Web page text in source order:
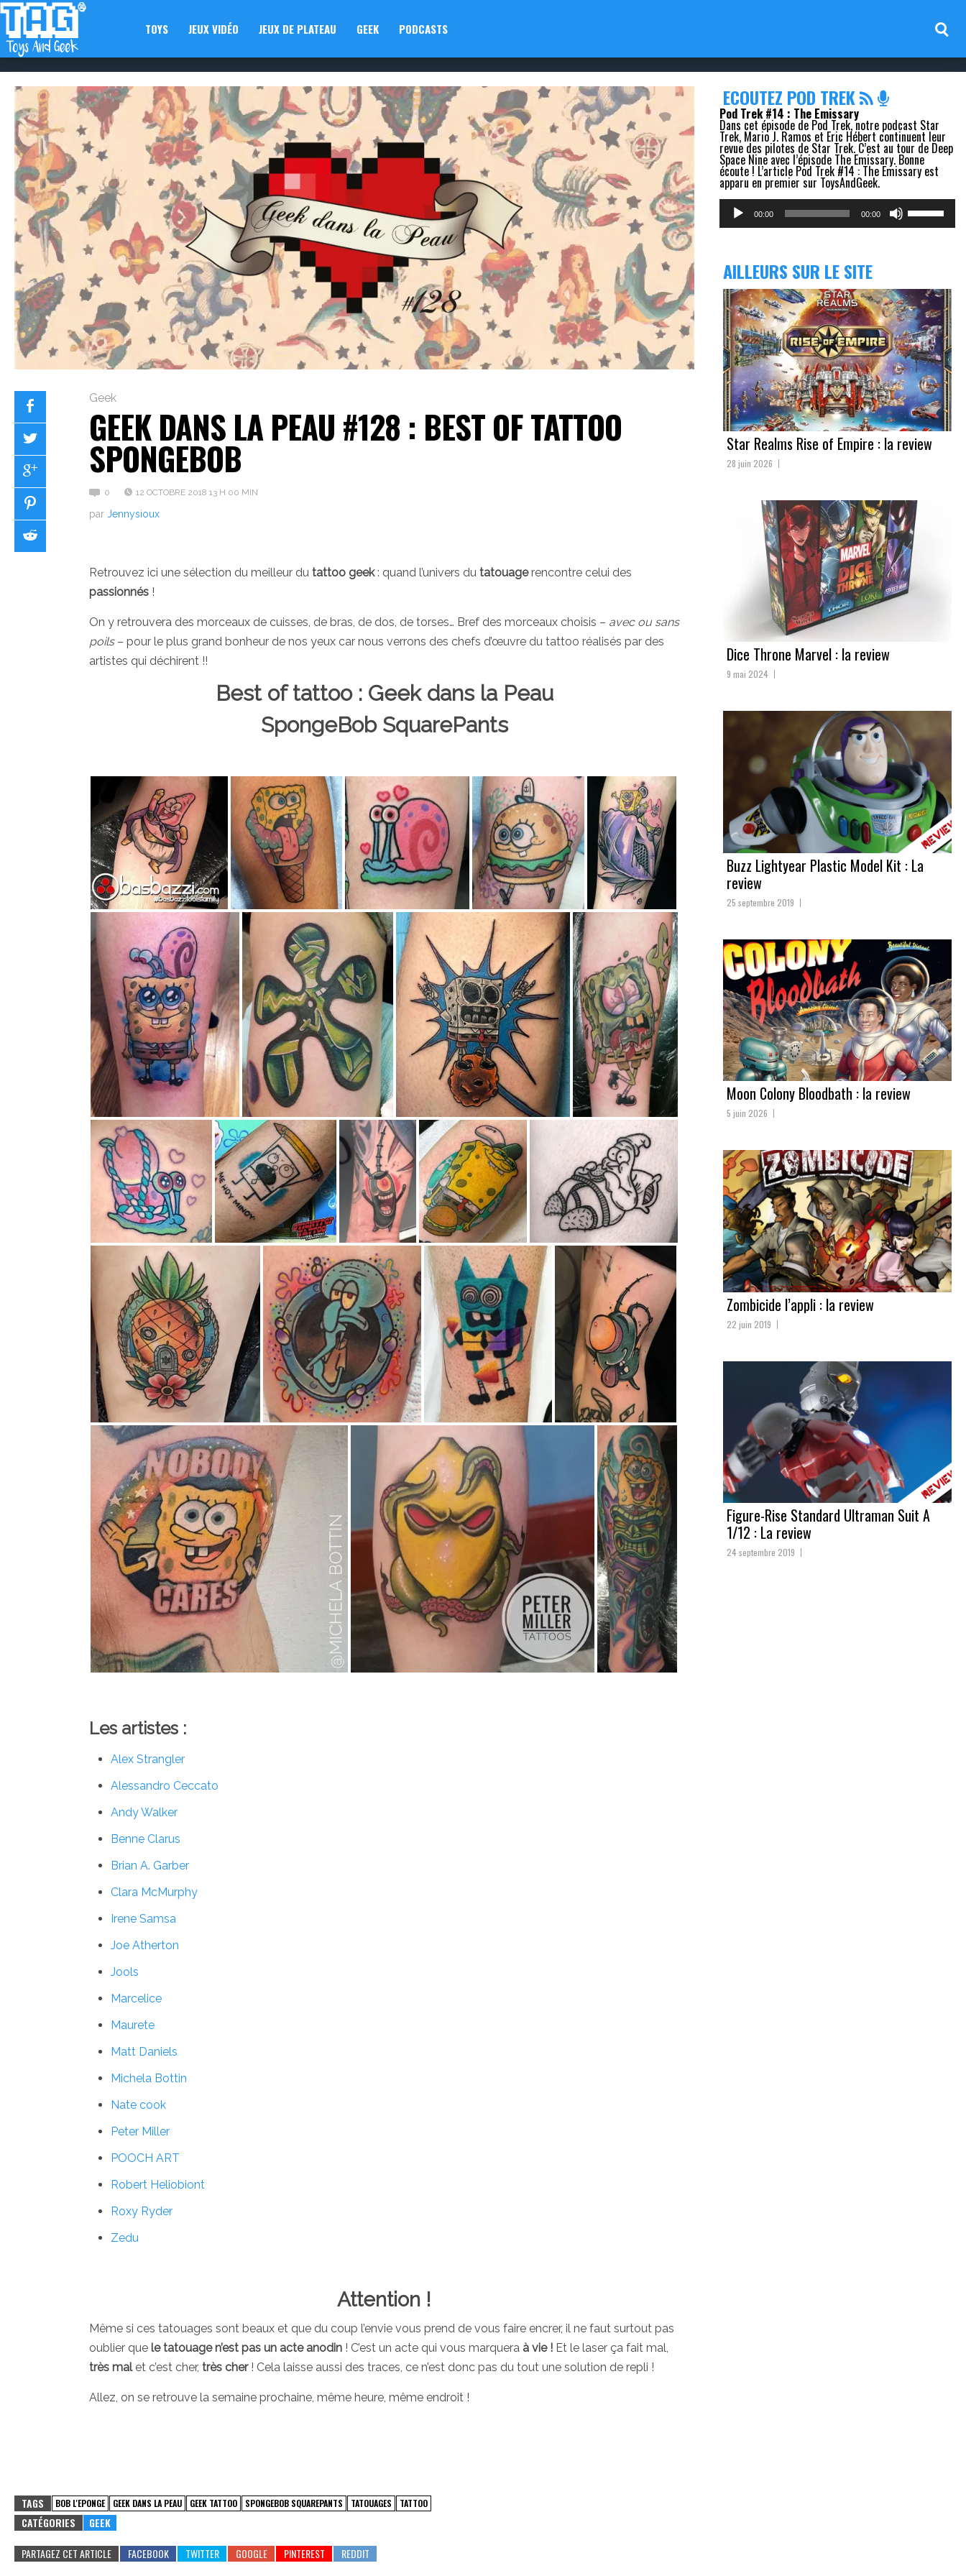
TOYS JEUX VIDÉO JEUX DE PLATEAU GEEK PODCASTS
Geek
GEEK DANS LA PEAU #128 : BEST OF TATTOO
SPONGEBOB
0 12 OCTOBRE 2018 13 H 00 MIN
par Jennysioux
Retrouvez ici une sélection du meilleur du tattoo geek: quand l’univers du tatouagerencontre celui des
passionnés !
On y retrouvera des morceaux de cuisses, de bras, de dos, de torses… Bref des morceaux choisis – avec ou sans
poils– pour le plus grand bonheur de nos yeux car nous verrons des chefs d’œuvre du tattoo réalisés par des
artistes qui déchirent !!
Best of tattoo : Geek dans la Peau
SpongeBob SquarePants
Les artistes :
Alex Strangler
Alessandro Ceccato
Andy Walker
Benne Clarus
Brian A. Garber
Clara McMurphy
Irene Samsa
Joe Atherton
Jools
Marcelice
Maurete
Matt Daniels
Michela Bottin
Nate cook
Peter Miller
POOCH ART
Robert Heliobiont
Roxy Ryder
Zedu
Attention !
Même si ces tatouages sont beaux et que du coup l’envie vous prend de vous faire encrer, il ne faut surtout pas
oublier que le tatouage n’est pas un acte anodin ! C’est un acte qui vous marquera à vie ! Et le laser ça fait mal,
très malet c’est cher, très cher! Cela laisse aussi des traces, ce n’est donc pas du tout une solution de repli !
Allez, on se retrouve la semaine prochaine, même heure, même endroit !
TAGS BOB L'EPONGE GEEK DANS LA PEAU GEEK TATTOO SPONGEBOB SQUAREPANTS TATOUAGES TATTOO
CATÉGORIES GEEK
PARTAGEZ CET ARTICLE
ECOUTEZ POD TREK
Pod Trek #14 : The Emissary
Dans cet épisode de Pod Trek, notre podcast Star
Trek, Mario J. Ramos et Eric Hébert continuent leur
revue des pilotes de Star Trek. C’est au tour de Deep
Space Nine avec l’épisode The Emissary. Bonne
écoute ! L’article Pod Trek #14 : The Emissary est
apparu en premier sur ToysAndGeek.
Lecteur
audio 00:00 00:00
les
flèches
le
volume.
AILLEURS SUR LE SITE
Star Realms Rise of Empire : la review
28 juin 2026
Dice Throne Marvel : la review
9 mai 2024
Buzz Lightyear Plastic Model Kit : La
review
25 septembre 2019
Moon Colony Bloodbath : la review
5 juin 2026
Zombicide l’appli : la review
22 juin 2019
Figure-Rise Standard Ultraman Suit A
1/12 : La review
24 septembre 2019